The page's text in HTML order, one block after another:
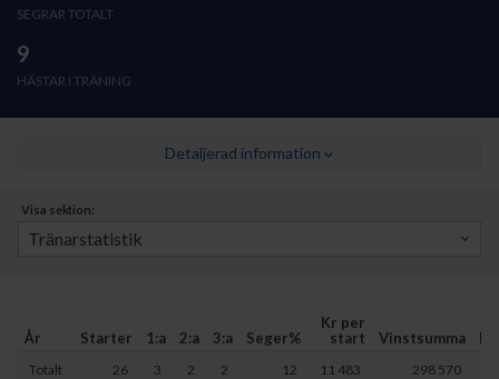
SEGRAR TOTALT
9
HÄSTAR I TRÄNING
Detaljerad information
Visa sektion:
År Starter 1:a 2:a 3:a Seger%
Kr per
start
Vinstsumma
Totalt 26 3 2 2 12 11 483 298 570